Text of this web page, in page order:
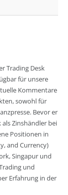
Trading Desk
für unsere
Kommentare
sowohl für
Bevor er
Zinshändler bei
Positionen in
and Currency)
Singapur und
und
Erfahrung in der